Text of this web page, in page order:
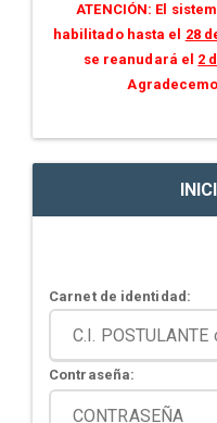
ATENCIÓN: El
habilitado hasta el 28
se reanudará el 2
Carnet de identidad:
Contraseña: